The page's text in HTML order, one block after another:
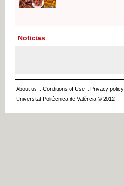
Noticias
About us :: Conditions of Use :: Privacy policy
Universitat Politècnica de València © 2012